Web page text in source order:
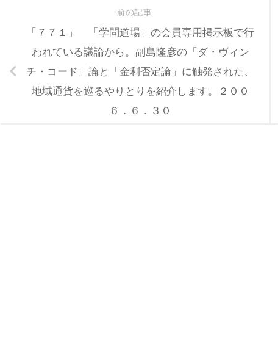
前の記事
「７７１」 「学問道場」の会員専用掲示板で行
われている議論から。副島隆彦の「ダ・ヴィン
チ・コード」論と「金利否定論」に触発された、
地域通貨を巡るやりとりを紹介します。２００
６．６．３０